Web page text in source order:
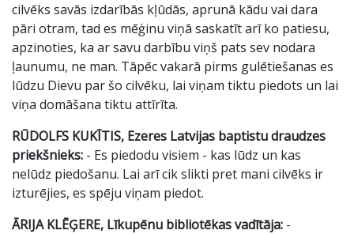
cilvēks savās izdarībās kļūdās, aprunā kādu vai dara
pāri otram, tad es mēģinu viņā saskatīt arī ko patiesu,
apzinoties, ka ar savu darbību viņš pats sev nodara
ļaunumu, ne man. Tāpēc vakarā pirms gulētiešanas es
lūdzu Dievu par šo cilvēku, lai viņam tiktu piedots un lai
viņa domāšana tiktu attīrīta.
RŪDOLFS KUKĪTIS, Ezeres Latvijas baptistu draudzes
priekšnieks: - Es piedodu visiem - kas lūdz un kas
nelūdz piedošanu. Lai arī cik slikti pret mani cilvēks ir
izturējies, es spēju viņam piedot.
ĀRIJA KLĒĢERE, Līkupēnu bibliotēkas vadītāja: -